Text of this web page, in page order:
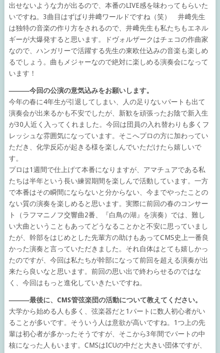
出せないような力が出るので、本番のLIVE感を味わってもらいた
いですね。3曲目はずばり井﨑ワールドですね（笑） 井﨑先生
は独特の音楽の作り方をされるので、井﨑先生も私たちもエネル
ギーが大爆発すると思います。ドヴォルザークはチェコの作曲家
なので、ハンガリーで活躍する先生の東欧仕込みの音楽も楽しめ
るでしょう。曲もメジャーなので絶対に楽しめる演奏会になって
います！
―――今回の公演の意気込みをお願いします。
今年の春に4年生が引退してしまい、人の足りないパートも出て
演奏会が出来るかも不安でしたが、新歓を頑張ったお陰で新入生
が30人近く入ってくれました。今回は団員の入れ替わりも多くフ
レッシュな雰囲気になっています。そこへプロの方に加わってい
ただき、化学反応が起きる様を楽しんでいただけたら嬉しいで
す。
プロは1週間で仕上げて本番になりますが、アマチュアである私
たちは半年という長い練習期間を楽しんで活動しています。一方
で本番はその瞬間にならないと分からない、今までやったことの
ない質の演奏を楽しめると思います。実際に前回の春のコンサー
ト（ラフマニノフ交響曲2番、『白鳥の湖』を演奏）では、難し
い大曲ということもあってどうなることかと不安に思っていまし
たが、幹部をはじめとした先輩方の助けもあってCMS史上一番良
かった演奏と言っていただきました。それ自体はとても嬉しかっ
たのですが、今回は私たちが幹部になって前回を超える演奏が出
来たら良いなと思います。前回の思い出で終わらせるのではな
く、今回はもっと進化していきたいですね。
―――最後に、CMS管弦楽団の活動について教えてください。
大学から始める人も多く、弦楽器だと1パートに数人初心者がい
ることが多いです。そういう人は意欲が高いですね。1つ上の先
輩は初心者が多かったそうですが、そこから3年間でパートの中
核になった人もいます。CMSはICUの中だと大きい団体ですが、